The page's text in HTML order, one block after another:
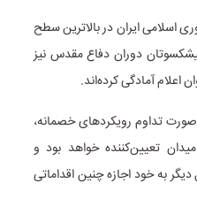
اسلامی ایران در بالاترین سطح
دوران دفاع مقدس نیز
اعلام آمادگی کرده‌اند.
تداوم رویکردهای خصمانه،
تعیین‌کننده خواهد بود و
به خود اجازه چنین اقداماتی